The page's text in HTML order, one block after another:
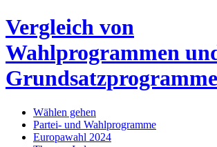
Vergleich von
Wahlprogrammen
Wählen gehen
Partei- und Wahlprogramme
Europawahl 2024